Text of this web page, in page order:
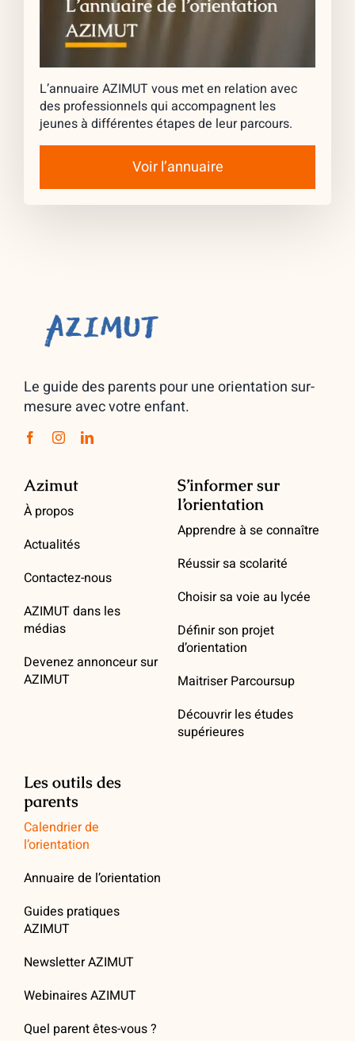
L’annuaire AZIMUT vous met en relation avec
des professionnels qui accompagnent les
jeunes à différentes étapes de leur parcours.
Voir l’annuaire
Le guide des parents pour une orientation sur-
mesure avec votre enfant.
Azimut
À propos
Actualités
Contactez-nous
AZIMUT dans les
médias
Devenez annonceur sur
AZIMUT
S’informer sur
l’orientation
Apprendre à se connaître
Réussir sa scolarité
Choisir sa voie au lycée
Définir son projet
d’orientation
Maitriser Parcoursup
Découvrir les études
supérieures
Les outils des
parents
Calendrier de
l’orientation
Annuaire de l’orientation
Guides pratiques
AZIMUT
Newsletter AZIMUT
Webinaires AZIMUT
Quel parent êtes-vous ?